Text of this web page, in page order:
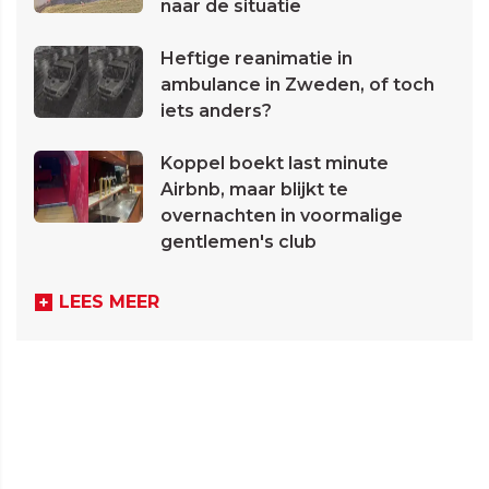
naar de situatie
Heftige reanimatie in
ambulance in Zweden, of toch
iets anders?
Koppel boekt last minute
Airbnb, maar blijkt te
overnachten in voormalige
gentlemen's club
LEES MEER